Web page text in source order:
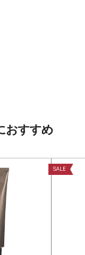
おすすめ
SALE